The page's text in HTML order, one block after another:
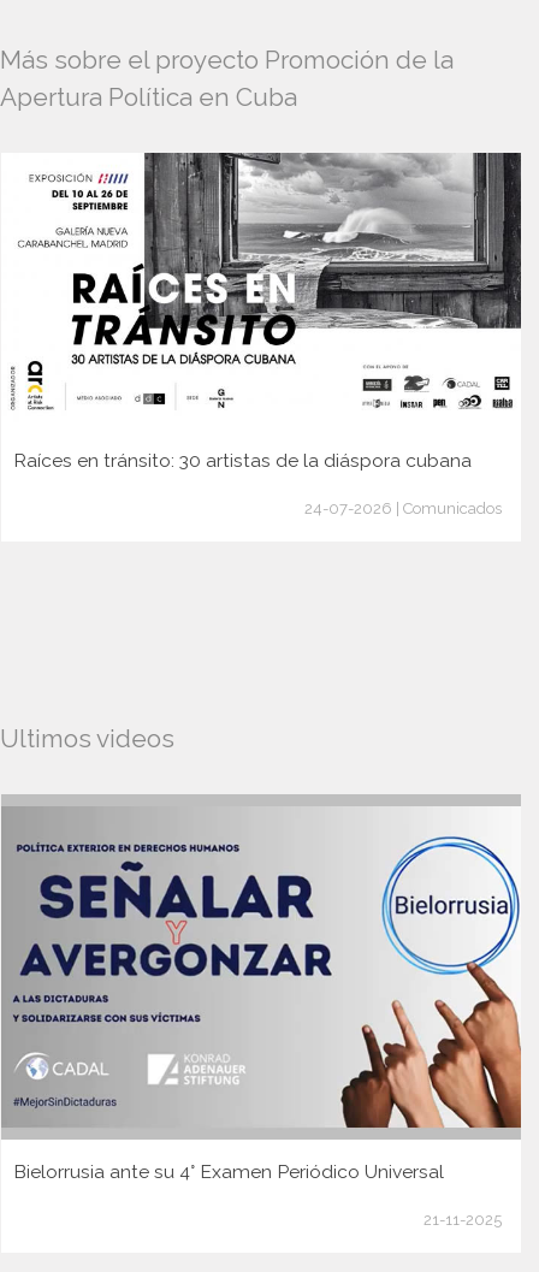
Más sobre el proyecto Promoción de la
Apertura Política en Cuba
Raíces en tránsito: 30 artistas de la diáspora cubana
24-07-2026 | Comunicados
Ultimos videos
Bielorrusia ante su 4° Examen Periódico Universal
21-11-2025